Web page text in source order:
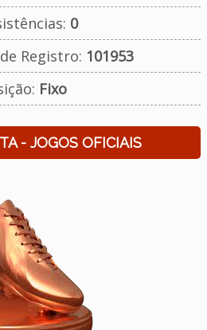
0
Registro: 101953
Fixo
- JOGOS OFICIAIS